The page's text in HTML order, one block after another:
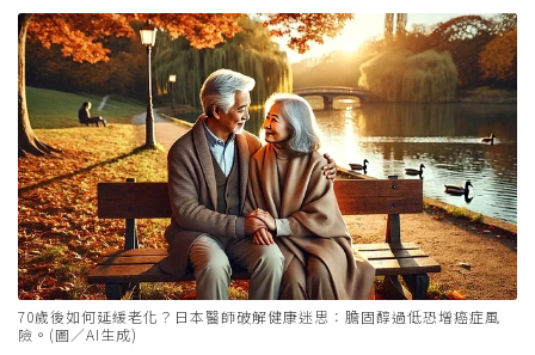
70歲後如何延緩老化？日本醫師破解健康迷思：膽固醇過低恐增癌症風
險。(圖／AI生成)